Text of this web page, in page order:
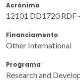
Acrónimo
12101 DD1720 RDF
Financiamento
Other International
Programa
Research and